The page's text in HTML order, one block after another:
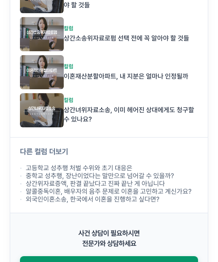
야 할 것들
컬럼
상간소송위자료로펌 선택 전에 꼭 알아야 할 것들
컬럼
이혼재산분할아파트, 내 지분은 얼마나 인정될까
컬럼
상간녀위자료소송, 이미 헤어진 상대에게도 청구할
수 있나요?
다른 컬럼 더보기
고등학교 성추행 처벌 수위와 초기 대응은
중학교 성추행, 장난이었다는 말만으로 넘어갈 수 있을까?
상간위자료증액, 판결 끝났다고 진짜 끝난 게 아닙니다
알콜중독이혼, 배우자의 음주 문제로 이혼을 고민하고 계신가요?
외국인이혼소송, 한국에서 이혼을 진행하고 싶다면?
사건 상담이 필요하시면
전문가와 상담하세요